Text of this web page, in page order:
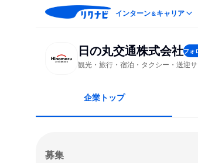
インターン＆キャリア
日の丸交通株式会社フォ
観光・旅行・宿泊・タクシー・送迎
企業トップ
募集